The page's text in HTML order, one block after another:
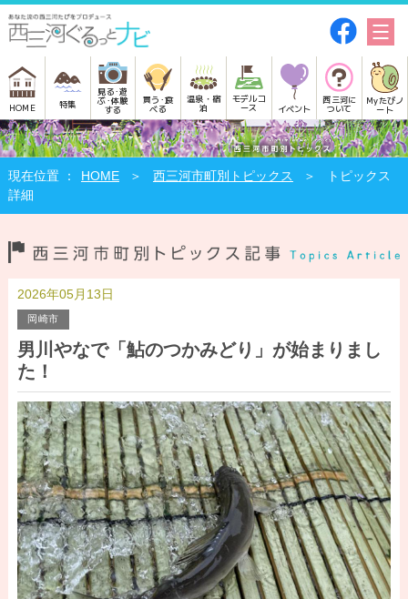
HOME 特集
見る･遊
ぶ･体験
する
買う･食
べる
温泉・宿
泊
モデルコ
ース イベント
西三河に
ついて
Myたびノ
ート
HOME 西三河市町別トピックス
トピックス
詳細
2026年05月13日
岡崎市
男川やなで「鮎のつかみどり」が始まりまし
た！